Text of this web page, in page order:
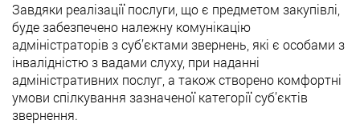
Завдяки реалізації послуги, що є предметом закупівлі,
буде забезпечено належну комунікацію
адміністраторів з суб’єктами звернень, які є особами з
інвалідністю з вадами слуху, при наданні
адміністративних послуг, а також створено комфортні
умови спілкування зазначеної категорії суб’єктів
звернення.